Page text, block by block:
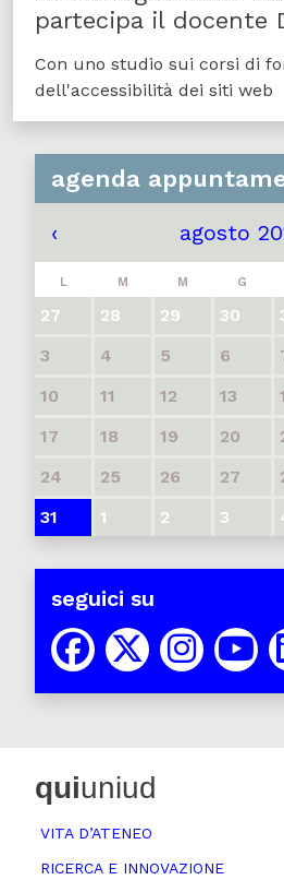
partecipa il docente
Con uno studio sui corsi di
dell'accessibilità dei siti web
agenda
‹ agosto
L M M G
27 28 29 30
3
4 5 6
10
11 12 13
17
18 19 20
24
25 26 27
31
1 2 3
seguici su
quiuniud
VITA D’ATENEO
RICERCA E INNOVAZIONE